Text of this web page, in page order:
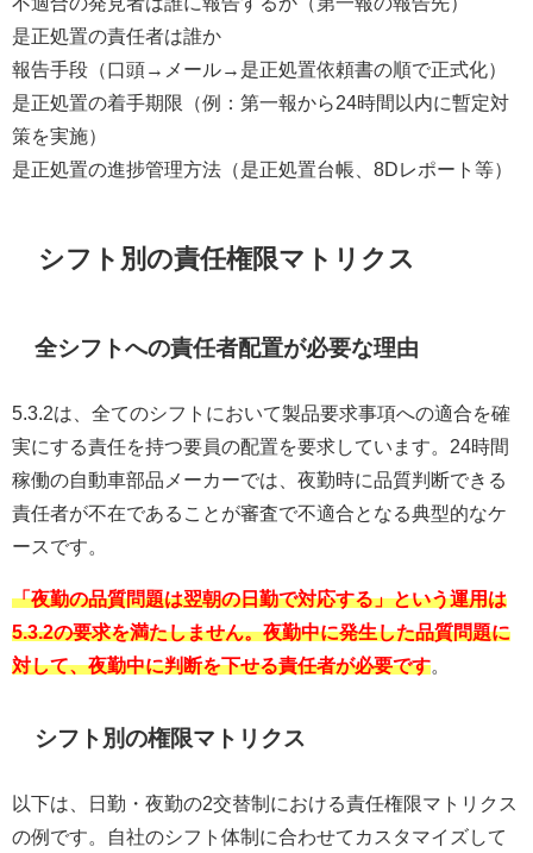
是正処置の責任者は誰か
報告手段（口頭→メール→是正処置依頼書の順で正式化）
是正処置の着手期限（例：第一報から24時間以内に暫定対
策を実施）
是正処置の進捗管理方法（是正処置台帳、8Dレポート等）
シフト別の責任権限マトリクス
全シフトへの責任者配置が必要な理由
5.3.2は、全てのシフトにおいて製品要求事項への適合を確
実にする責任を持つ要員の配置を要求しています。24時間
稼働の自動車部品メーカーでは、夜勤時に品質判断できる
責任者が不在であることが審査で不適合となる典型的なケ
ースです。
「夜勤の品質問題は翌朝の日勤で対応する」という運用は
5.3.2の要求を満たしません。夜勤中に発生した品質問題に
対して、夜勤中に判断を下せる責任者が必要です
シフト別の権限マトリクス
以下は、日勤・夜勤の2交替制における責任権限マトリクス
の例です。自社のシフト体制に合わせてカスタマイズして